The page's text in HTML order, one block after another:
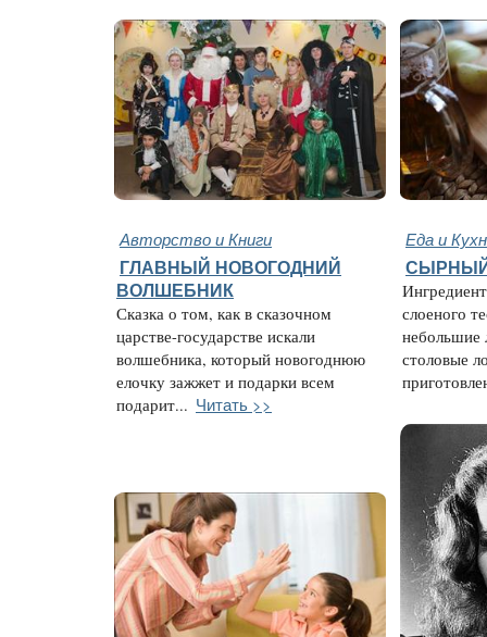
Авторство и Книги Еда и
ГЛАВНЫЙ НОВОГОДНИЙ
ВОЛШЕБНИК
Сказка о том, как в сказочном
царстве-государстве искали
волшебника, который новогоднюю
елочку зажжет и подарки всем
подарит... Читать >>
слоеного
небольшие
столовые